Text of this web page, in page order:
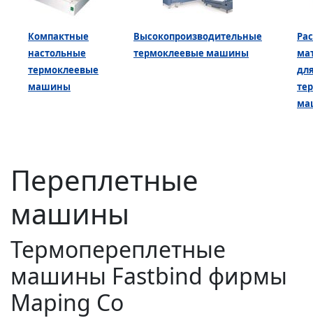
Компактные
настольные
термоклеевые
машины
Высокопроизводительные
термоклеевые машины
Переплетные
машины
Термопереплетные
машины Fastbind фирмы
Maping Co